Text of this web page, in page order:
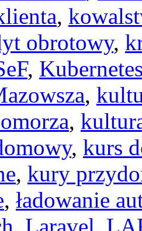
,
obrotowy,
,
,
,
, kurs
, kury
, ładowanie
, Laravel,